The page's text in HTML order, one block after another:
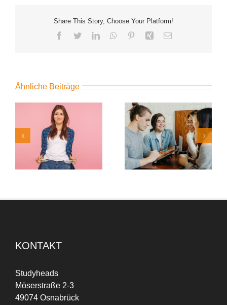
Berufseinstieg
Share This Story, Choose Your Platform!
Facebook
TwitterLinkedInWhatsApp
PinterestXing E-
Ähnliche Beiträge
Studyheads erneut als
„Top Company 2026“
ausgezeichnet!
Digitale Power für Ihre
Personalanfragen: Die
neue KundenApp von
Studyheads macht’s
möglich
KONTAKT
Studyheads
Möserstraße 2-3
49074 Osnabrück